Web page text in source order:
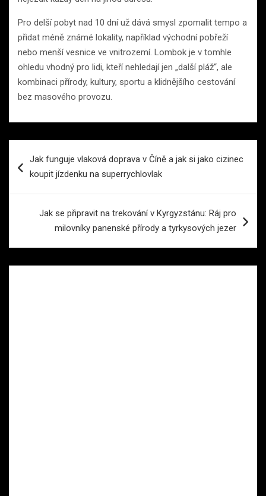
Pro delší pobyt nad 10 dní už dává smysl zpomalit tempo a
přidat méně známé lokality, například východní pobřeží
nebo menší vesnice ve vnitrozemí. Lombok je v tomhle
ohledu vhodný pro lidi, kteří nehledají jen „další pláž“, ale
kombinaci přírody, kultury, sportu a klidnějšího cestování
bez masového provozu.
proJak funguje vlaková doprava v Číně a jak si jako cizinec
koupit jízdenku na superrychlovlak
Jak se připravit na trekování v Kyrgyzstánu: Ráj pro
milovníky panenské přírody a tyrkysových jezer